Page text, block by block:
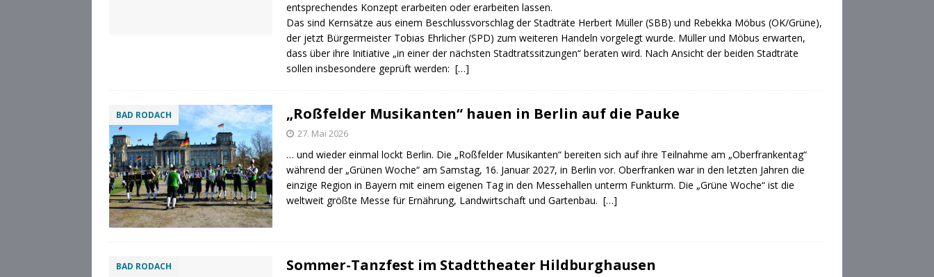
entsprechendes Konzept erarbeiten oder erarbeiten lassen.
Das sind Kernsätze aus einem Beschlussvorschlag der Stadträte Herbert Müller (SBB) und Rebekka Möbus (OK/Grüne),
der jetzt Bürgermeister Tobias Ehrlicher (SPD) zum weiteren Handeln vorgelegt wurde. Müller und Möbus erwarten,
dass über ihre Initiative „in einer der nächsten Stadtratssitzungen“ beraten wird. Nach Ansicht der beiden Stadträte
sollen insbesondere geprüft werden: […]
BAD RODACH „Roßfelder Musikanten“ hauen in Berlin auf die Pauke
27. Mai 2026
… und wieder einmal lockt Berlin. Die „Roßfelder Musikanten“ bereiten sich auf ihre Teilnahme am „Oberfrankentag“
während der „Grünen Woche“ am Samstag, 16. Januar 2027, in Berlin vor. Oberfranken war in den letzten Jahren die
einzige Region in Bayern mit einem eigenen Tag in den Messehallen unterm Funkturm. Die „Grüne Woche“ ist die
weltweit größte Messe für Ernährung, Landwirtschaft und Gartenbau. […]
BAD RODACH Sommer-Tanzfest im Stadttheater Hildburghausen